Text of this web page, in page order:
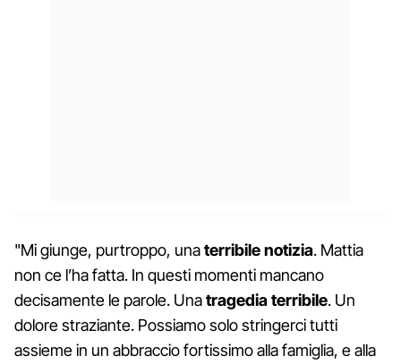
"Mi giunge, purtroppo, unaterribilenotizia. Mattia
non ce l’ha fatta. In questi momenti mancano
decisamente le parole. Unatragediaterribile. Un
dolore straziante. Possiamo solo stringerci tutti
assieme in un abbraccio fortissimo alla famiglia, e alla